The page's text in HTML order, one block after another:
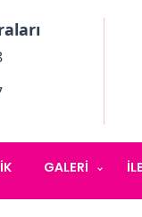
GALERI